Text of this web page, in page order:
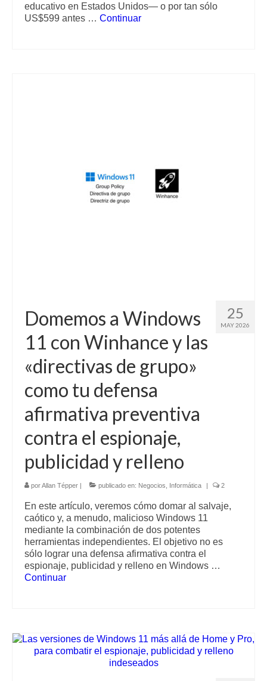
educativo en Estados Unidos— o por tan sólo
US$599 antes … Continuar
25
MAY 2026
Domemos a Windows
11 con Winhance y las
«directivas de grupo»
como tu defensa
afirmativa preventiva
contra el espionaje,
publicidad y relleno
porAllan Tépper publicado en: Negocios Informática 2
En este artículo, veremos cómo domar al salvaje,
caótico y, a menudo, malicioso Windows 11
mediante la combinación de dos potentes
herramientas independientes. El objetivo no es
sólo lograr una defensa afirmativa contra el
espionaje, publicidad y relleno en Windows …
Continuar